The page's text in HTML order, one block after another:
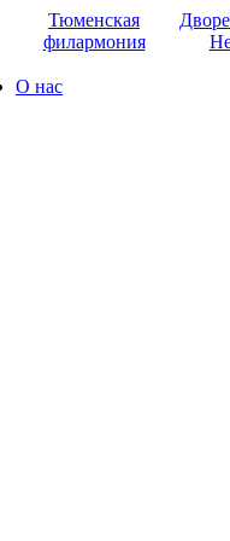
Тюменская
филармония
О нас